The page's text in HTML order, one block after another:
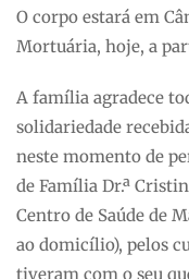
O corpo estará em
Mortuária, hoje, a
A família agradece
solidariedade
neste momento de
de Família Dr.ª
Centro de Saúde de
ao domicílio), pelos
tiveram com o seu